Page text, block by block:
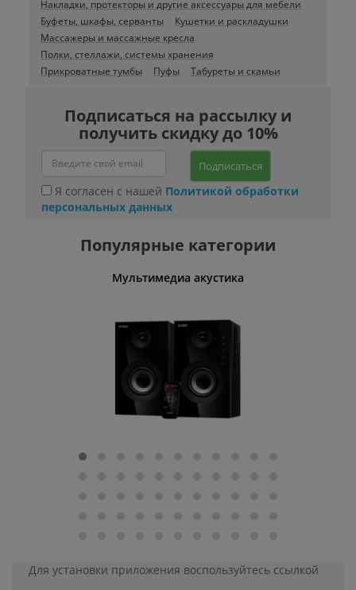
Накладки, протекторы и другие аксессуары для мебели
Буфеты, шкафы, серванты
Кушетки и раскладушки
Массажеры и массажные кресла
Полки, стеллажи, системы хранения
Прикроватные тумбы
Пуфы Табуреты и скамьи
Подписаться на рассылку и
получить скидку до 10%
Подписаться
Я согласен с нашей Политикой обработки
персональных данных
Популярные категории
Мультимедиа акустика
Для установки приложения воспользуйтесь ссылкой